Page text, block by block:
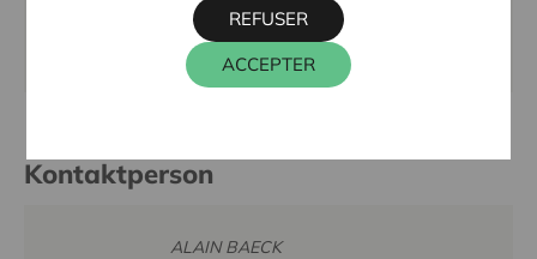
Bestuur@conanimo.be
https://conanimo.be/
Kontaktperson
ALAIN BAECK
ACCEPTER
REFUSER